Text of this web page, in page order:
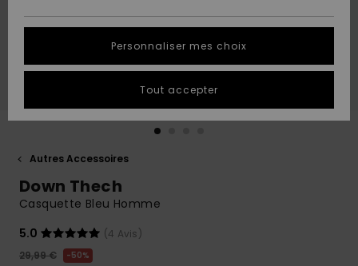
A
Découvrir
A
Découvrir
tailles
conversation
obtenir la
plus rapide
à votre
Démarrer
QUIKSILVER
Autres Accessoires
Down Thech
Casquette Bleu Homme
5.0
(4 Avis)
29,99 €
50%
Personnaliser mes choix
Tout accepter